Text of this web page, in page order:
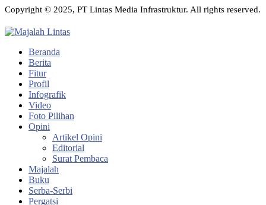
Copyright © 2025, PT Lintas Media Infrastruktur. All rights reserved.
Beranda
Berita
Fitur
Profil
Infografik
Video
Foto Pilihan
Opini
Artikel Opini
Editorial
Surat Pembaca
Majalah
Buku
Serba-Serbi
Pergatsi